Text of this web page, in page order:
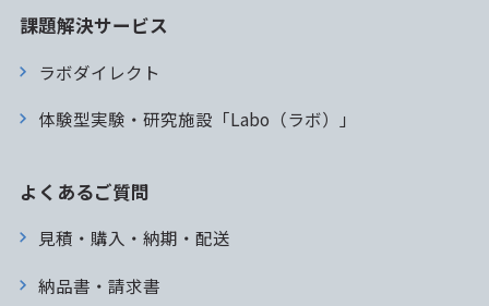
課題解決サービス
ラボダイレクト
体験型実験・研究施設「Labo（ラボ）」
よくあるご質問
見積・購入・納期・配送
納品書・請求書